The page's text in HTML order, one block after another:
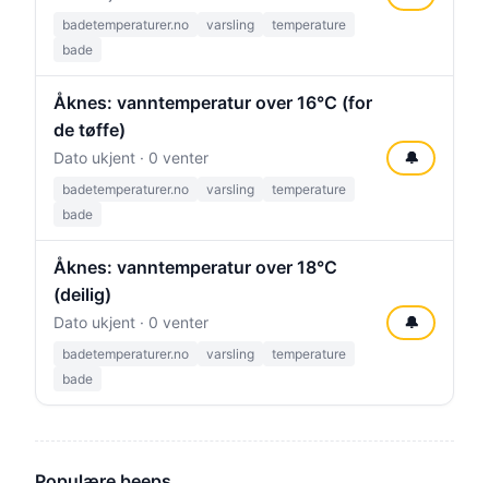
badetemperaturer.no varsling
temperature
bade
Åknes: vanntemperatur over 16°C (for
de tøffe)
Dato ukjent · 0 venter
badetemperaturer.no varsling
temperature
bade
🔔
Åknes: vanntemperatur over 18°C
(deilig)
Dato ukjent · 0 venter
badetemperaturer.no varsling
temperature
bade
🔔